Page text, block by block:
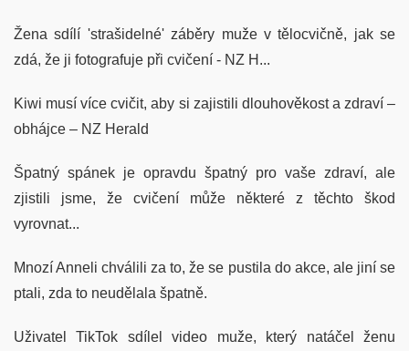
Žena sdílí 'strašidelné' záběry muže v tělocvičně, jak se
zdá, že ji fotografuje při cvičení - NZ H...
Kiwi musí více cvičit, aby si zajistili dlouhověkost a zdraví –
obhájce – NZ Herald
Špatný spánek je opravdu špatný pro vaše zdraví, ale
zjistili jsme, že cvičení může některé z těchto škod
vyrovnat...
Mnozí Anneli chválili za to, že se pustila do akce, ale jiní se
ptali, zda to neudělala špatně.
Uživatel TikTok sdílel video muže, který natáčel ženu